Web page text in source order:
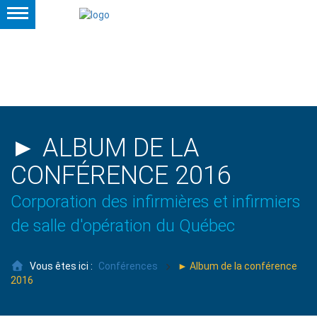
► ALBUM DE LA
CONFÉRENCE 2016
Corporation des infirmières et infirmiers
de salle d'opération du Québec
Vous êtes ici : Conférences
► Album de la conférence
2016